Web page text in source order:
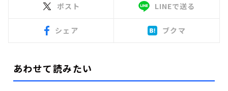
ポスト LINEで送る
シェア ブクマ
あわせて読みたい